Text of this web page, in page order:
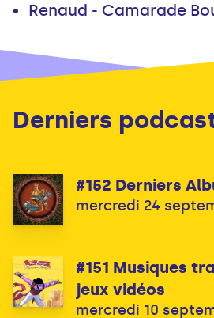
Renaud - Camarade
Derniers
#152 Derniers
mercredi 24
#151 Musiques
jeux vidéos
mercredi 10